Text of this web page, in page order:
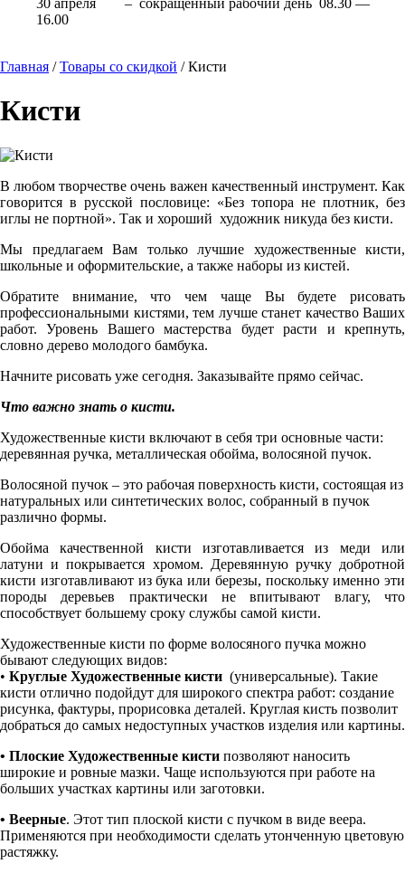
30 апреля – сокращенный рабочий день 08.30 —
16.00
Главная /Товары со скидкой / Кисти
Кисти
В любом творчестве очень важен качественный инструмент. Как
говорится в русской пословице: «Без топора не плотник, без
иглы не портной». Так и хороший художник никуда без кисти.
Мы предлагаем Вам только лучшие художественные кисти,
школьные и оформительские, а также наборы из кистей.
Обратите внимание, что чем чаще Вы будете рисовать
профессиональными кистями, тем лучше станет качество Ваших
работ. Уровень Вашего мастерства будет расти и крепнуть,
словно дерево молодого бамбука.
Начните рисовать уже сегодня. Заказывайте прямо сейчас.
Что важно знать о кисти.
Художественные кисти включают в себя три основные части:
деревянная ручка, металлическая обойма, волосяной пучок.
Волосяной пучок – это рабочая поверхность кисти, состоящая из
натуральных или синтетических волос, собранный в пучок
различно формы.
Обойма качественной кисти изготавливается из меди или
латуни и покрывается хромом. Деревянную ручку добротной
кисти изготавливают из бука или березы, поскольку именно эти
породы деревьев практически не впитывают влагу, что
способствует большему сроку службы самой кисти.
Художественные кисти по форме волосяного пучка можно
бывают следующих видов:
• Круглые Художественные кисти (универсальные). Такие
кисти отлично подойдут для широкого спектра работ: создание
рисунка, фактуры, прорисовка деталей. Круглая кисть позволит
добраться до самых недоступных участков изделия или картины.
• Плоские Художественные кисти позволяют наносить
широкие и ровные мазки. Чаще используются при работе на
больших участках картины или заготовки.
• Веерные. Этот тип плоской кисти с пучком в виде веера.
Применяются при необходимости сделать утонченную цветовую
растяжку.